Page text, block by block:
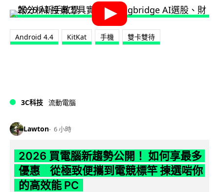
Android 4.4 KitKat 手機 雙卡雙待
3C科技 流動電腦
Lawton 6 小時
2026 買電腦新趨勢公開！ 如何享最多
優惠 從極致便攜到電競標竿 揀選啱你
的高效能 PC